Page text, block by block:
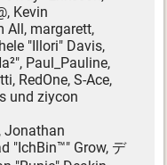
Kevin
All, margarett,
"Illori" Davis,
Paul_Pauline,
RedOne, S-Ace,
und ziycon
Jonathan
"IchBin™" Grow, デ